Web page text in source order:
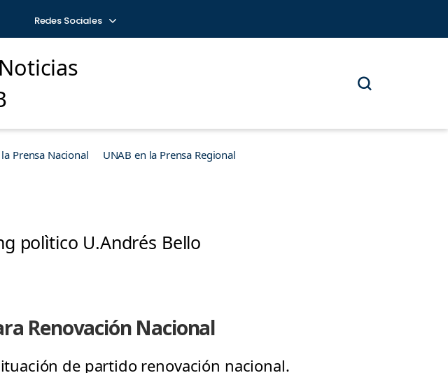
Redes Sociales
Prensa Nacional UNAB en la Prensa Regional
polìtico U.Andrés Bello
Renovación Nacional
de partido renovación nacional.